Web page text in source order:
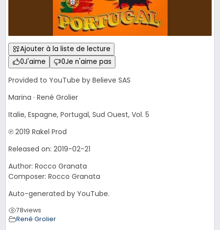
Ajouter à la liste de lecture
0J'aime 0Je n'aime pas
Provided to YouTube by Believe SAS
Marina · René Grolier
Italie, Espagne, Portugal, Sud Ouest, Vol. 5
℗ 2019 Rakel Prod
Released on: 2019-02-21
Author: Rocco Granata
Composer: Rocco Granata
Auto-generated by YouTube.
78views
René Grolier